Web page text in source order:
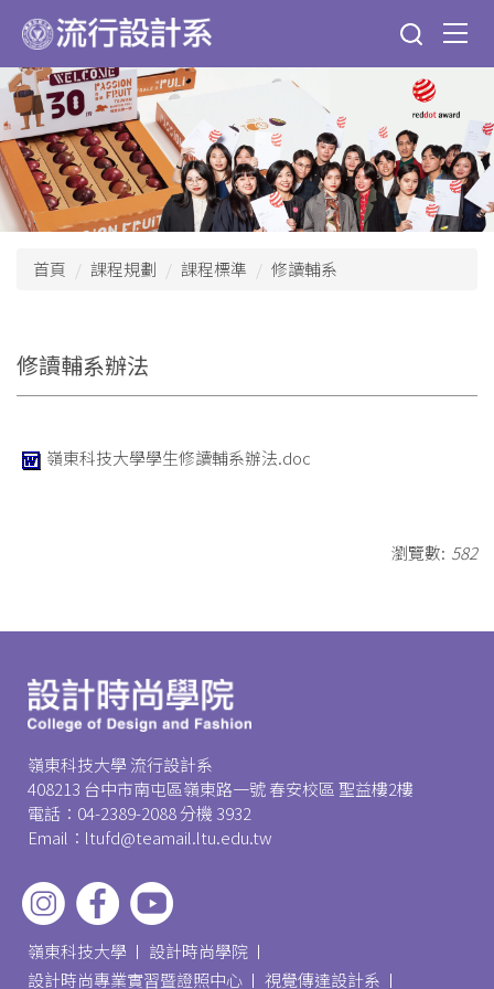
到
主
要
內
容
區
首頁 課程規劃 課程標準 修讀輔系
修讀輔系辦法
嶺東科技大學學生修讀輔系辦法.doc
瀏覽數: 582
嶺東科技大學 流行設計系
408213 台中市南屯區嶺東路一號 春安校區 聖益樓2樓
電話：04-2389-2088 分機 3932
Email：ltufd@teamail.ltu.edu.tw
嶺東科技大學
設計時尚學院
設計時尚專業實習暨證照中心
視覺傳達設計系